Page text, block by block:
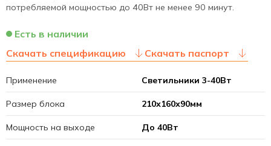
потребляемой мощностью до 40Вт не менее 90 минут.
Есть в наличии
Скачать спецификацию
Скачать паспорт
Применение Светильники 3-40Вт
Размер блока 210х160х90мм
Мощность на выходе До 40Вт